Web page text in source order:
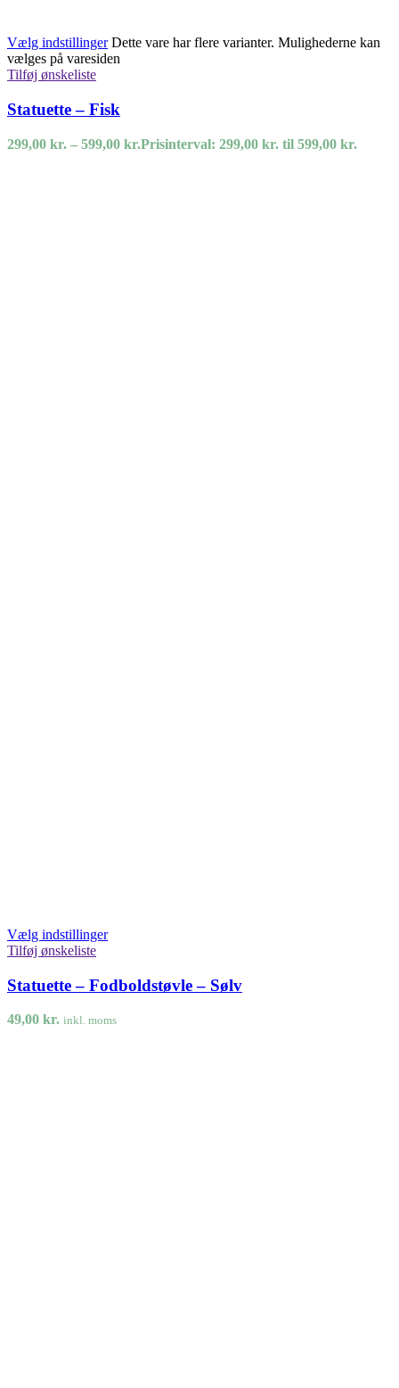
Vælg indstillinger Dette vare har flere varianter. Mulighederne kan
vælges på varesiden
Tilføj ønskeliste
Statuette – Fisk
299,00 kr. – 599,00 kr.Prisinterval: 299,00 kr. til 599,00 kr.
Vælg indstillinger
Tilføj ønskeliste
Statuette – Fodboldstøvle – Sølv
49,00 kr. inkl. moms